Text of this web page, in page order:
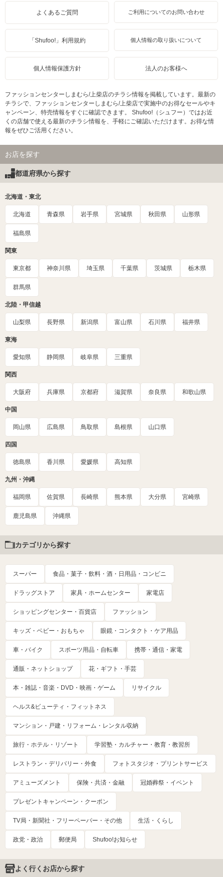
よくあるご質問 ご利用についてのお問い合わせ
「Shufoo!」利用規約 個人情報の取り扱いについて
個人情報保護方針 法人のお客様へ
ファッションセンターしまむら/上柴店のチラシ情報を掲載しています。最新の
チラシで、ファッションセンターしまむら/上柴店で実施中のお得なセールやキ
ャンペーン、特売情報をすぐに確認できます。 Shufoo!（シュフー）ではお近
くの店舗で使える最新のチラシ情報を、手軽にご確認いただけます。お得な情
報をぜひご活用ください。
お店を探す
都道府県から探す
北海道・東北
北海道 青森県 岩手県 宮城県 秋田県 山形県
福島県
関東
東京都 神奈川県 埼玉県 千葉県 茨城県 栃木県
群馬県
北陸・甲信越
山梨県 長野県 新潟県 富山県 石川県 福井県
東海
愛知県 静岡県 岐阜県 三重県
関西
大阪府 兵庫県 京都府 滋賀県 奈良県 和歌山県
中国
岡山県 広島県 鳥取県 島根県 山口県
四国
徳島県 香川県 愛媛県 高知県
九州・沖縄
福岡県 佐賀県 長崎県 熊本県 大分県 宮崎県
鹿児島県 沖縄県
カテゴリから探す
スーパー 食品・菓子・飲料・酒・日用品・コンビニ
ドラッグストア 家具・ホームセンター 家電店
ショッピングセンター・百貨店 ファッション
キッズ・ベビー・おもちゃ 眼鏡・コンタクト・ケア用品
車・バイク スポーツ用品・自転車 携帯・通信・家電
通販・ネットショップ 花・ギフト・手芸
本・雑誌・音楽・DVD・映画・ゲーム リサイクル
ヘルス&ビューティ・フィットネス
マンション・戸建・リフォーム・レンタル収納
旅行・ホテル・リゾート 学習塾・カルチャー・教育・教習所
レストラン・デリバリー・外食 フォトスタジオ・プリントサービス
アミューズメント 保険・共済・金融 冠婚葬祭・イベント
プレゼントキャンペーン・クーポン
TV局・新聞社・フリーペーパー・その他 生活・くらし
政党・政治 郵便局 Shufoo!お知らせ
よく行くお店から探す